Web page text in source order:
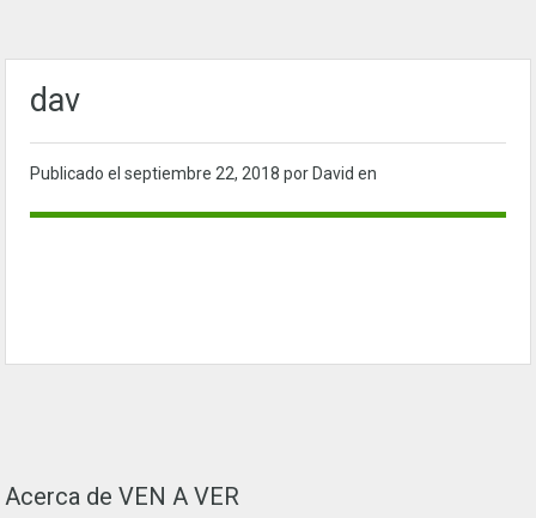
dav
Publicado el septiembre 22, 2018 por David en
Acerca de VEN A VER